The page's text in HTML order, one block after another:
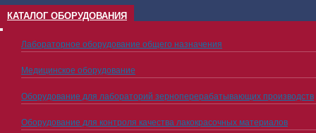
КАТАЛОГ ОБОРУДОВАНИЯ
Лабораторное оборудование общего назначения
Медицинское оборудование
Оборудование для лабораторий зерноперерабатывающих производств
Оборудование для контроля качества лакокрасочных материалов